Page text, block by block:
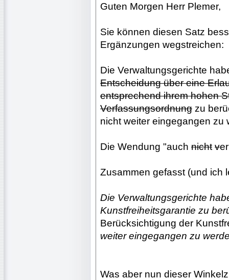
Guten Morgen Herr Plemer,
Sie können diesen Satz
Ergänzungen wegstreichen:
Die Verwaltungsgerichte
Entscheidung über eine
entsprechend ihrem hohen
Verfassungsordnung zu
nicht weiter eingegangen zu
Die Wendung "auch nicht v
Zusammen gefasst (und ich
Die Verwaltungsgerichte
Kunstfreiheitsgarantie zu
Berücksichtigung der
weiter eingegangen zu
Was aber nun dieser